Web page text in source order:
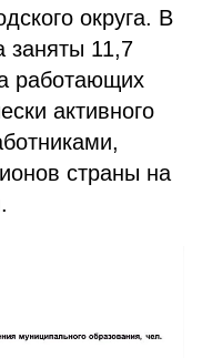
округа. В
заняты 11,7
работающих
активного
страны на